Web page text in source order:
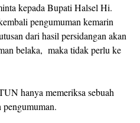
kepada Bupati Halsel Hi.
pengumuman kemarin
dari hasil persidangan akan
belaka, maka tidak perlu ke
hanya memeriksa sebuah
pengumuman.